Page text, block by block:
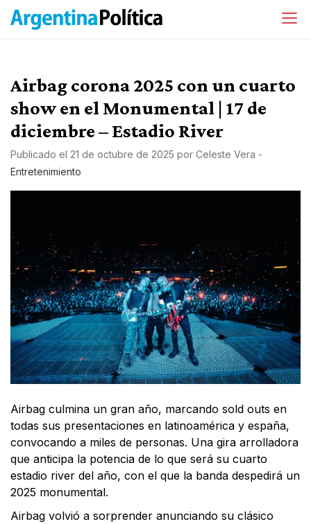
Airbag corona 2025 con un cuarto
show en el Monumental | 17 de
diciembre – Estadio River
Publicado el 21 de octubre de 2025 por Celeste Vera -
Entretenimiento
Airbag culmina un gran año, marcando sold outs en
todas sus presentaciones en latinoamérica y españa,
convocando a miles de personas. Una gira arrolladora
que anticipa la potencia de lo que será su cuarto
estadio river del año, con el que la banda despedirá un
2025 monumental.
Airbag volvió a sorprender anunciando su clásico